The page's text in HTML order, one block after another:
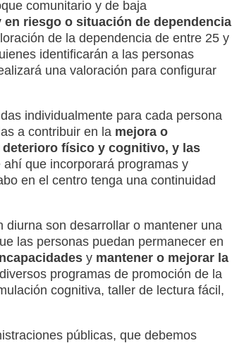
comunitario y de baja
riesgo o situación de dependencia
de la dependencia de entre 25 y
identificarán a las personas
una valoración para configurar
individualmente para cada persona
a contribuir en la mejora o
deterioro físico y cognitivo, y las
que incorporará programas y
en el centro tenga una continuidad
son desarrollar o mantener una
las personas puedan permanecer en
y mantener o mejorar la
programas de promoción de la
cognitiva, taller de lectura fácil,
públicas, que debemos